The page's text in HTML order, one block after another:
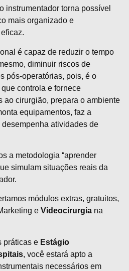
instrumentador torna possível
mais organizado e
é capaz de reduzir o tempo
diminuir riscos de
pós-operatórias, pois, é o
controla e fornece
ao cirurgião, prepara o ambiente
equipamentos, faz a
atividades de
a metodologia “aprender
simulam situações reais da
módulos extras, gratuitos,
e Videocirurgia na
práticas e Estágio
, você estará apto a
necessários em